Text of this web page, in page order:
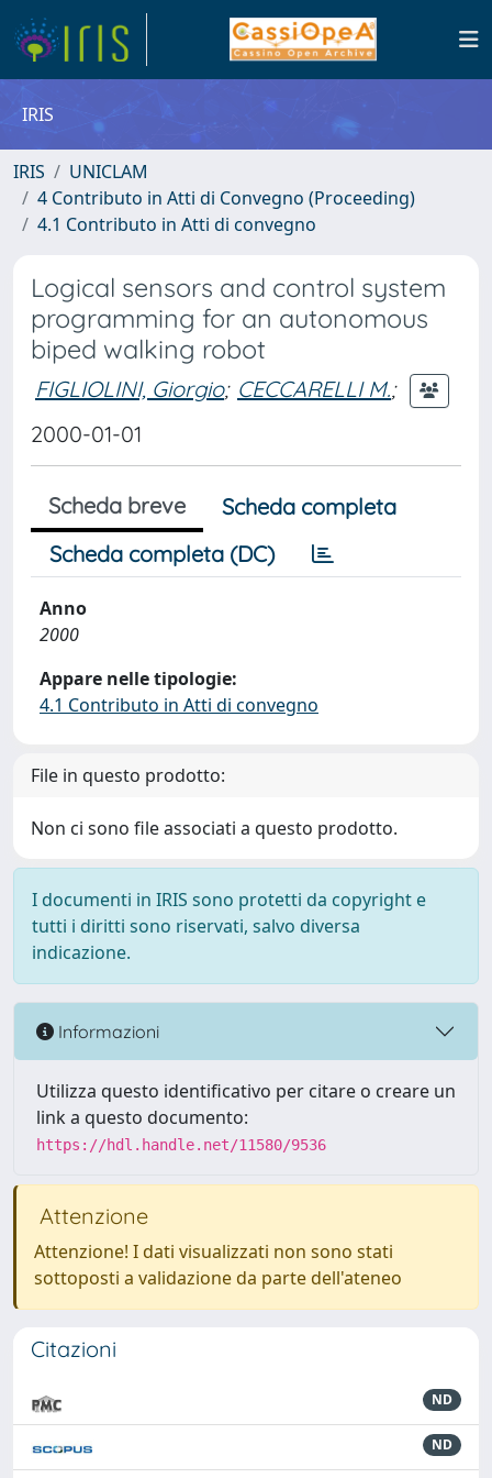
IRIS
IRIS
UNICLAM
4 Contributo in Atti di Convegno (Proceeding)
4.1 Contributo in Atti di convegno
Logical sensors and control system
programming for an autonomous
biped walking robot
FIGLIOLINI, Giorgio; CECCARELLI M.;
2000-01-01
Scheda breve
Scheda completa
Scheda completa (DC)
Anno
2000
Appare nelle tipologie:
4.1 Contributo in Atti di convegno
File in questo prodotto:
Non ci sono file associati a questo prodotto.
I documenti in IRIS sono protetti da copyright e
tutti i diritti sono riservati, salvo diversa
indicazione.
Informazioni
Utilizza questo identificativo per citare o creare un
link a questo documento:
https://hdl.handle.net/11580/9536
Attenzione
Attenzione! I dati visualizzati non sono stati
sottoposti a validazione da parte dell'ateneo
Citazioni
ND
ND